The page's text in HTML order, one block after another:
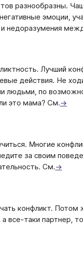
разнообразны.
эмоции,
и недоразумения
Лучший
действия. Не
людьми, по
это мама? См.→
Многие
за своим
См.→
конфликт. Потом
все-таки партнер,